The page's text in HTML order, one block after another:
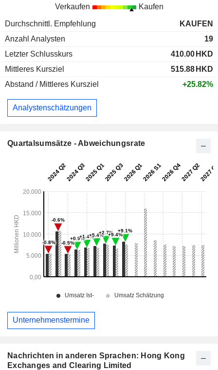
Nachrichten in anderen Sprachen: Hong Kong
Exchanges and Clearing Limited
Verkaufen Kaufen
Durchschnittl. Empfehlung
KAUFEN
Anzahl Analysten
19
Letzter Schlusskurs
410.00 HKD
Mittleres Kursziel
515.88 HKD
Abstand / Mittleres Kursziel
+25.82%
Analystenschätzungen
Quartalsumsätze - Abweichungsrate
Unternehmenstermine